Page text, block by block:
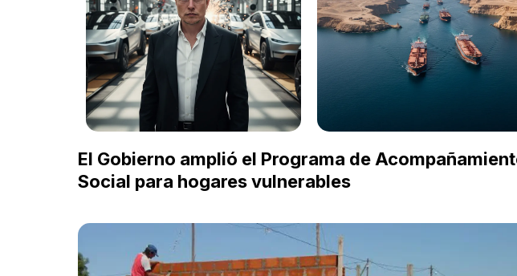
El Gobierno amplió el Programa de
Social para hogares vulnerables